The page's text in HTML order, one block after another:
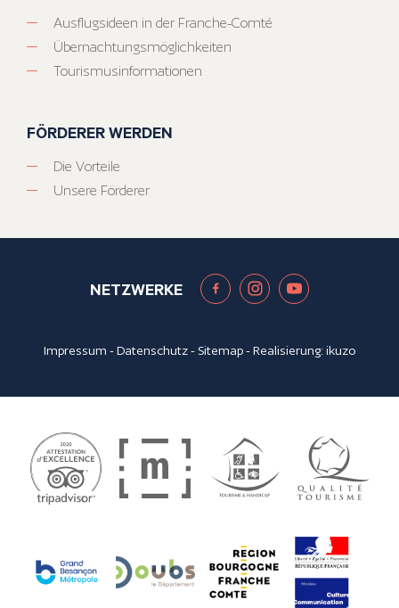
Ausflugsideen in der Franche-Comté
Übernachtungsmöglichkeiten
Tourismusinformationen
FÖRDERER WERDEN
Die Vorteile
Unsere Förderer
NETZWERKE
Impressum -Datenschutz- Sitemap- Realisierung:ikuzo